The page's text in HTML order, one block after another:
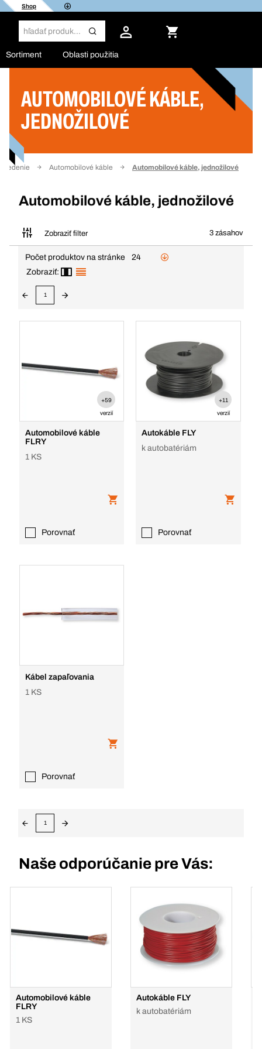
Shop
Sortiment Oblasti použitia
AUTOMOBILOVÉ KÁBLE,
JEDNOŽILOVÉ
vedenie Automobilové káble Automobilové káble, jednožilové
Automobilové káble, jednožilové
Zobraziť filter 3 zásahov
Filter
Počet produktov na stránke
24
Zobraziť:
1
+59
verzií
Automobilové káble
FLRY
1 KS
Porovnať
+11
verzií
Autokáble FLY
k autobatériám
Porovnať
Kábel zapaľovania
1 KS
Porovnať
1
Naše odporúčanie pre Vás:
Automobilové káble
FLRY
1 KS
Autokáble FLY
k autobatériám